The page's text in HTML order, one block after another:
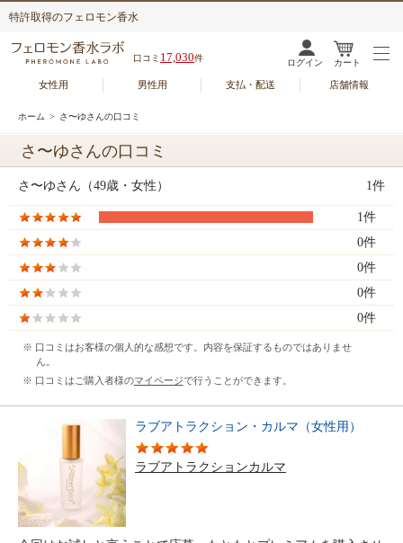
特許取得のフェロモン香水
口コミ 17,030件 ログイン カート
女性用 男性用 支払・配送 店舗情報
ホーム > さ〜ゆさんの口コミ
さ〜ゆさんの口コミ
さ〜ゆさん（49歳・女性） 1件
1件
0件
0件
0件
0件
※ 口コミはお客様の個人的な感想です。内容を保証するものではありませ
ん。
※ 口コミはご購入者様のマイページで行うことができます。
ラブアトラクション・カルマ（女性用）
ラブアトラクションカルマ